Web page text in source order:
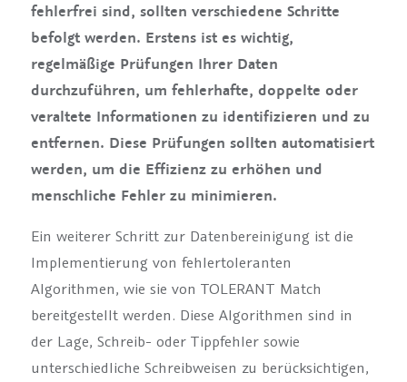
fehlerfrei sind, sollten verschiedene Schritte
befolgt werden. Erstens ist es wichtig,
regelmäßige Prüfungen Ihrer Daten
durchzuführen, um fehlerhafte, doppelte oder
veraltete Informationen zu identifizieren und zu
entfernen. Diese Prüfungen sollten automatisiert
werden, um die Effizienz zu erhöhen und
menschliche Fehler zu minimieren.
Ein weiterer Schritt zur Datenbereinigung ist die
Implementierung von fehlertoleranten
Algorithmen, wie sie von TOLERANT Match
bereitgestellt werden. Diese Algorithmen sind in
der Lage, Schreib- oder Tippfehler sowie
unterschiedliche Schreibweisen zu berücksichtigen,